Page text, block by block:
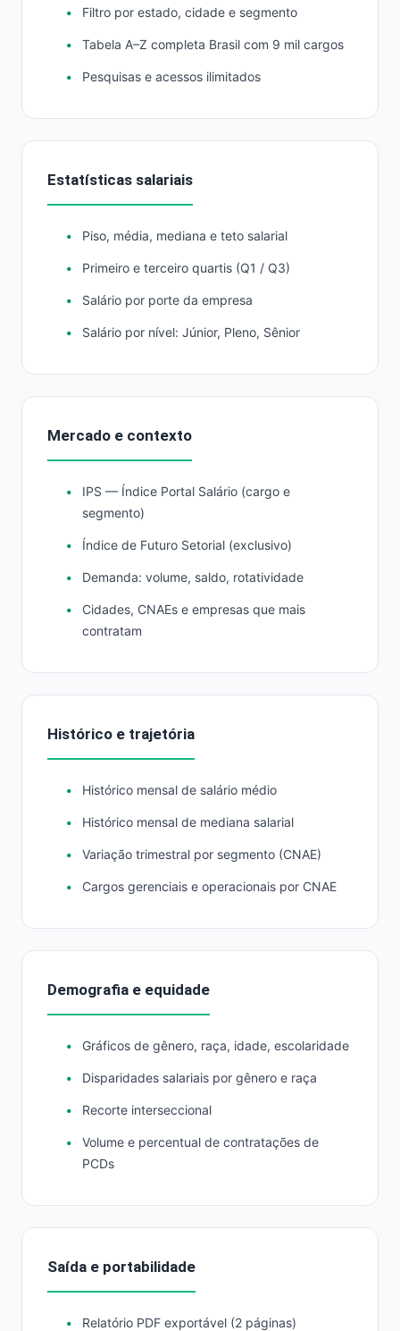
Filtro por estado, cidade e segmento
Tabela A–Z completa Brasil com 9 mil cargos
Pesquisas e acessos ilimitados
Estatísticas salariais
Piso, média, mediana e teto salarial
Primeiro e terceiro quartis (Q1 / Q3)
Salário por porte da empresa
Salário por nível: Júnior, Pleno, Sênior
Mercado e contexto
IPS — Índice Portal Salário (cargo e
segmento)
Índice de Futuro Setorial (exclusivo)
Demanda: volume, saldo, rotatividade
Cidades, CNAEs e empresas que mais
contratam
Histórico e trajetória
Histórico mensal de salário médio
Histórico mensal de mediana salarial
Variação trimestral por segmento (CNAE)
Cargos gerenciais e operacionais por CNAE
Demografia e equidade
Gráficos de gênero, raça, idade, escolaridade
Disparidades salariais por gênero e raça
Recorte interseccional
Volume e percentual de contratações de
PCDs
Saída e portabilidade
Relatório PDF exportável (2 páginas)